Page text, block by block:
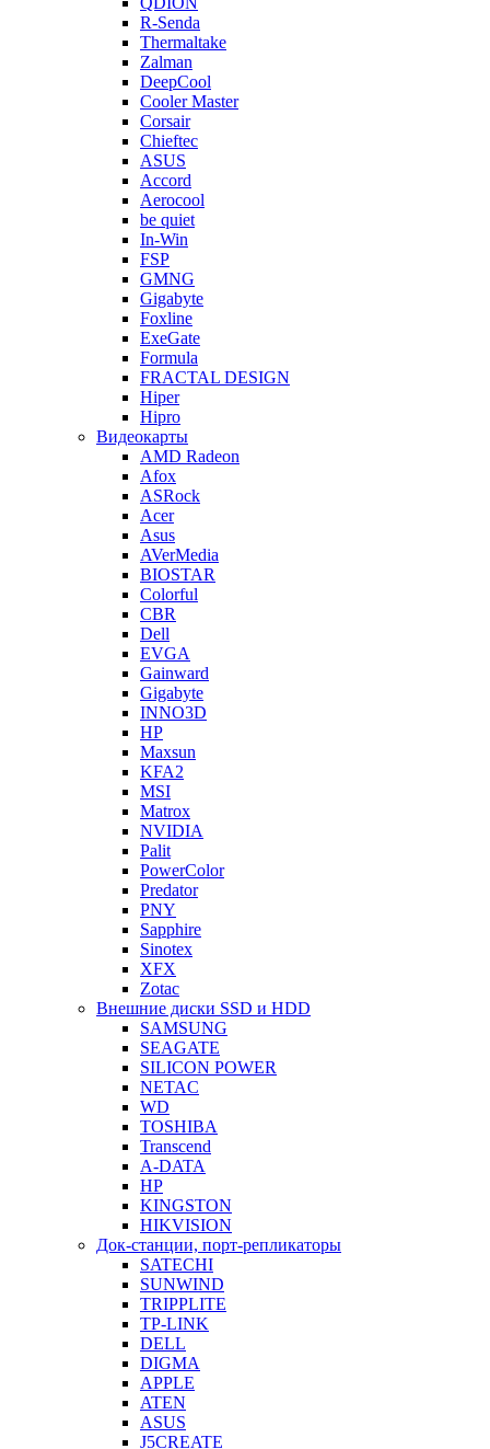
R-Senda
Thermaltake
Zalman
DeepCool
Cooler Master
Corsair
Chieftec
ASUS
Accord
Aerocool
be quiet
In-Win
FSP
GMNG
Gigabyte
Foxline
ExeGate
Formula
FRACTAL DESIGN
Hiper
Hipro
Видеокарты
AMD Radeon
Afox
ASRock
Acer
Asus
AVerMedia
BIOSTAR
Colorful
CBR
Dell
EVGA
Gainward
Gigabyte
INNO3D
HP
Maxsun
KFA2
MSI
Matrox
NVIDIA
Palit
PowerColor
Predator
PNY
Sapphire
Sinotex
XFX
Zotac
Внешние диски SSD и HDD
SAMSUNG
SEAGATE
SILICON POWER
NETAC
WD
TOSHIBA
Transcend
A-DATA
HP
KINGSTON
HIKVISION
Док-станции, порт-репликаторы
SATECHI
SUNWIND
TRIPPLITE
TP-LINK
DELL
DIGMA
APPLE
ATEN
ASUS
J5CREATE